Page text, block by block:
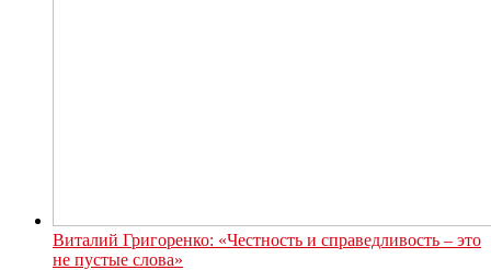
Виталий Григоренко: «Честность и справедливость – это
не пустые слова»